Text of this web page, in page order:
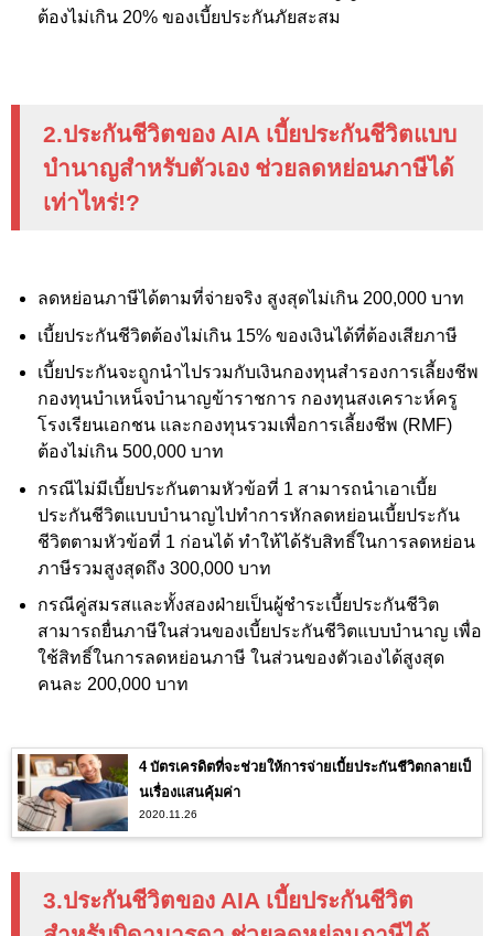
ต้องไม่เกิน 20% ของเบี้ยประกันภัยสะสม
2.ประกันชีวิตของ AIA เบี้ยประกันชีวิตแบบ
บำนาญสำหรับตัวเอง ช่วยลดหย่อนภาษีได้
เท่าไหร่!?
ลดหย่อนภาษีได้ตามที่จ่ายจริง สูงสุดไม่เกิน 200,000 บาท
เบี้ยประกันชีวิตต้องไม่เกิน 15% ของเงินได้ที่ต้องเสียภาษี
เบี้ยประกันจะถูกนำไปรวมกับเงินกองทุนสำรองการเลี้ยงชีพ
กองทุนบำเหน็จบำนาญข้าราชการ กองทุนสงเคราะห์ครู
โรงเรียนเอกชน และกองทุนรวมเพื่อการเลี้ยงชีพ (RMF)
ต้องไม่เกิน 500 ,000 บาท
กรณีไม่มีเบี้ยประกันตามหัวข้อที่ 1 สามารถนำเอาเบี้ย
ประกันชีวิตแบบบำนาญไปทำการหักลดหย่อนเบี้ยประกัน
ชีวิตตามหัวข้อที่ 1 ก่อนได้ ทำให้ได้รับสิทธิ์ในการลดหย่อน
ภาษีรวมสูงสุดถึง 300,000 บาท
กรณีคู่สมรสและทั้งสองฝ่ายเป็นผู้ชำระเบี้ยประกันชีวิต
สามารถยื่นภาษีในส่วนของเบี้ยประกันชีวิตแบบบำนาญ เพื่อ
ใช้สิทธิ์ในการลดหย่อนภาษี ในส่วนของตัวเองได้สูงสุด
คนละ 200,000 บาท
4 บัตรเครดิตที่จะช่วยให้การจ่ายเบี้ยประกันชีวิตกลายเป็
นเรื่องแสนคุ้มค่า
2020.11.26
3.ประกันชีวิตของ AIA เบี้ยประกันชีวิต